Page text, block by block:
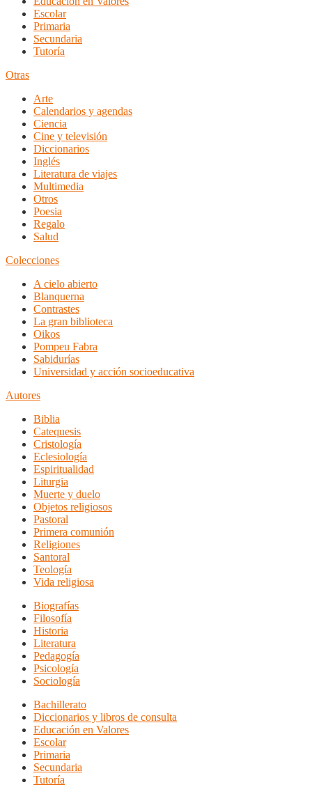
Escolar
Primaria
Secundaria
Tutoría
Otras
Arte
Calendarios y agendas
Ciencia
Cine y televisión
Diccionarios
Inglés
Literatura de viajes
Multimedia
Otros
Poesia
Regalo
Salud
Colecciones
A cielo abierto
Blanquerna
Contrastes
La gran biblioteca
Oikos
Pompeu Fabra
Sabidurías
Universidad y acción socioeducativa
Autores
Biblia
Catequesis
Cristología
Eclesiología
Espiritualidad
Liturgia
Muerte y duelo
Objetos religiosos
Pastoral
Primera comunión
Religiones
Santoral
Teología
Vida religiosa
Biografías
Filosofía
Historia
Literatura
Pedagogía
Psicología
Sociología
Bachillerato
Diccionarios y libros de consulta
Educación en Valores
Escolar
Primaria
Secundaria
Tutoría